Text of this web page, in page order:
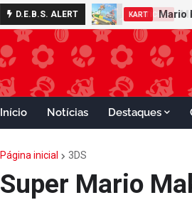
D.E.B.S. ALERT NOTÍCIAS
Início Notícias Destaques
Página inicial 3DS
Super Mario